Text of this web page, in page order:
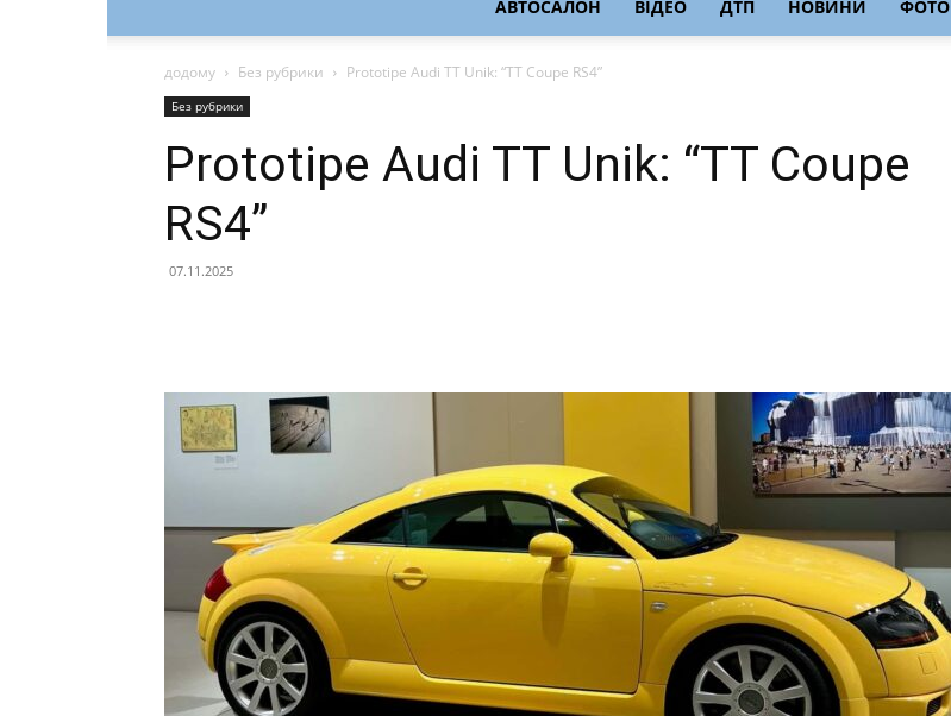
АВТОСАЛОН ВІДЕО ДТП НОВИНИ ФОТО
додому Без рубрики Prototipe Audi TT Unik: “TT Coupe RS4”
Без рубрики
Prototipe Audi TT Unik: “TT Coupe
RS4”
07.11.2025